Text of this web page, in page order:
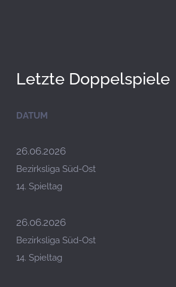
Letzte Doppelspiele
DATUM
26.06.2026
Bezirksliga Süd-Ost
14. Spieltag
26.06.2026
Bezirksliga Süd-Ost
14. Spieltag